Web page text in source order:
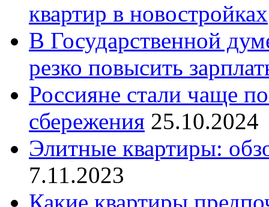
квартир в новостройках
В Государственной
резко повысить
Россияне стали чаще
сбережения 25.10.2024
Элитные квартиры:
7.11.2023
Какие квартиры